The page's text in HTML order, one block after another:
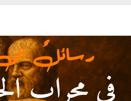
في محرابِ
رسائلٌ